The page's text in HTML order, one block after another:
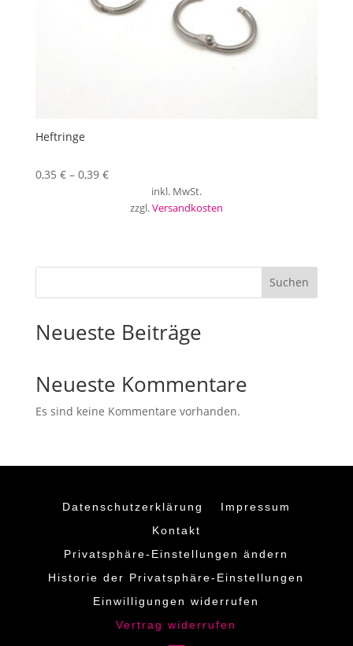
Heftringe
0,35 €– 0,39 €
inkl. MwSt.
zzgl.Versandkosten
Suchen
Neueste Beiträge
Neueste Kommentare
Es sind keine Kommentare vorhanden.
Datenschutzerklärung
Impressum
Kontakt
Privatsphäre-Einstellungen ändern
Historie der Privatsphäre-Einstellungen
Einwilligungen widerrufen
Vertrag widerrufen